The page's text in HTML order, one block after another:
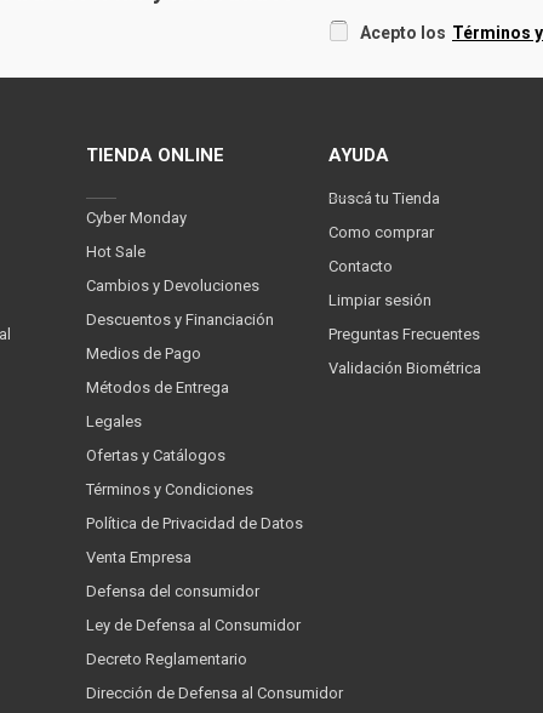
Acepto los Términos
TIENDA ONLINE
Cyber Monday
Hot Sale
Cambios y Devoluciones
Descuentos y Financiación
Medios de Pago
Métodos de Entrega
Legales
Ofertas y Catálogos
Términos y Condiciones
Política de Privacidad de Datos
Venta Empresa
Defensa del consumidor
Ley de Defensa al Consumidor
Decreto Reglamentario
Dirección de Defensa al Consumidor
AYUDA
Buscá tu Tienda
Como comprar
Contacto
Limpiar sesión
Preguntas Frecuentes
Validación Biométrica